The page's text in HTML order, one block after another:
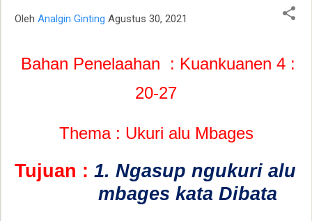
Oleh Analgin Ginting Agustus 30, 2021
Bahan Penelaahan
: Kuankuanen 4 :
20-27
Thema : Ukuri alu Mbages
Tujuan : 1. Ngasup ngukuri alu
mbages kata Dibata